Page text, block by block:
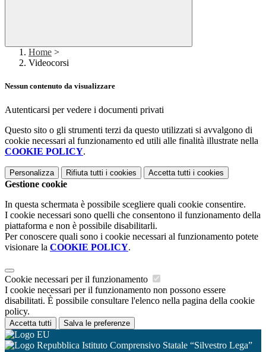
Home >
Videocorsi
Nessun contenuto da visualizzare
Autenticarsi per vedere i documenti privati
Questo sito o gli strumenti terzi da questo utilizzati si avvalgono di
cookie necessari al funzionamento ed utili alle finalità illustrate nella
COOKIE POLICY.
Personalizza Rifiuta tutti i cookies Accetta tutti i cookies
Gestione cookie
In questa schermata è possibile scegliere quali cookie consentire.
I cookie necessari sono quelli che consentono il funzionamento della
piattaforma e non è possibile disabilitarli.
Per conoscere quali sono i cookie necessari al funzionamento potete
visionare la COOKIE POLICY.
Cookie necessari per il funzionamento
I cookie necessari per il funzionamento non possono essere
disabilitati. È possibile consultare l'elenco nella pagina della cookie
policy.
Accetta tutti Salva le preferenze
Istituto Comprensivo Statale “Silvestro Lega”